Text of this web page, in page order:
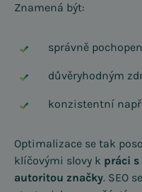
Znamená být:
správně
důvěryhodným
konzistentní
Optimalizace se tak
klíčovými slovy k práci
autoritou značky. SEO